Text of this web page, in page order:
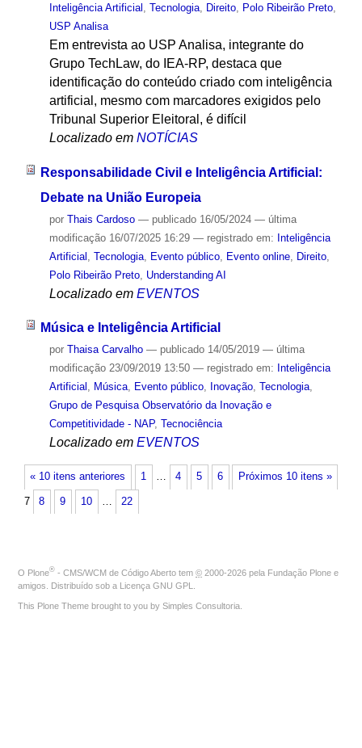
Inteligência Artificial
Tecnologia, Direito, Polo Ribeirão Preto,
USP Analisa
Em entrevista ao USP Analisa, integrante do
Grupo TechLaw, do IEA-RP, destaca que
identificação do conteúdo criado com inteligência
artificial, mesmo com marcadores exigidos pelo
Tribunal Superior Eleitoral, é difícil
Localizado em NOTÍCIAS
Responsabilidade Civil e Inteligência Artificial:
Debate na União Europeia
por Thais Cardoso — publicado16/05/2024 — última
modificação16/07/2025 16:29 — registrado em: Inteligência
Artificial Tecnologia, Evento público, Evento online, Direito,
Polo Ribeirão Preto, Understanding AI
Localizado em EVENTOS
Música e Inteligência Artificial
por Thaisa Carvalho — publicado14/05/2019 — última
modificação23/09/2019 13:50 — registrado em: Inteligência
Artificial , Música, Evento público, Inovação, Tecnologia,
Grupo de Pesquisa Observatório da Inovação e
Competitividade - NAP, Tecnociência
Localizado em EVENTOS
« 10 itens anteriores Próximos 10 itens »
1 … 4 5 6
7 8 9 10 … 22
O Plone® - CMS/WCM de Código Aberto tem © 2000-2026 pela Fundação Plone e
amigos. Distribuído sob a Licença GNU GPL
This Plone Theme brought to you by Simples Consultoria